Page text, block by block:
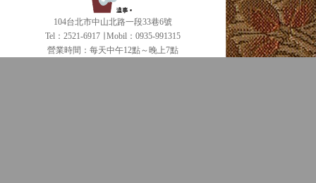
104台北市中山北路一段33巷6號
Tel：2521-6917 ∣ Mobil：0935-991315
營業時間：每天中午12點～晚上7點